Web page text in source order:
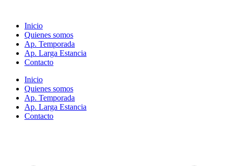
Inicio
Quienes somos
Ap. Temporada
Ap. Larga Estancia
Contacto
Inicio
Quienes somos
Ap. Temporada
Ap. Larga Estancia
Contacto